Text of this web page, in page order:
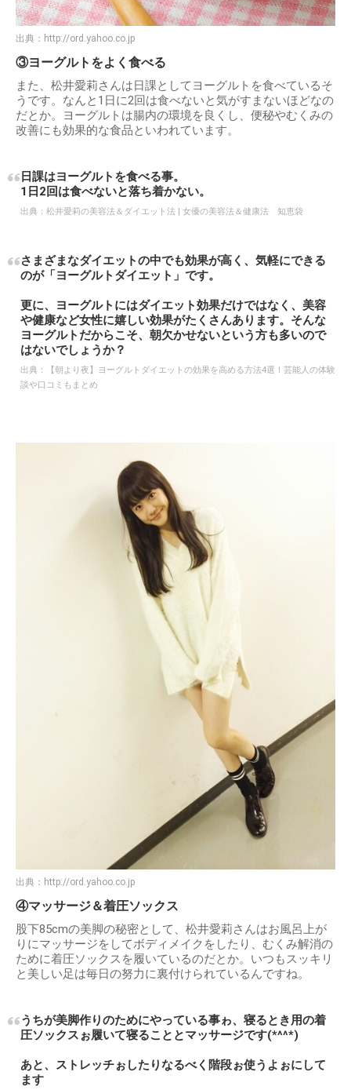
出典： http://ord.yahoo.co.jp
③ヨーグルトをよく食べる
また、松井愛莉さんは日課としてヨーグルトを食べているそ
うです。なんと1日に2回は食べないと気がすまないほどなの
だとか。ヨーグルトは腸内の環境を良くし、便秘やむくみの
改善にも効果的な食品といわれています。
日課はヨーグルトを食べる事。
1日2回は食べないと落ち着かない。
出典： 松井愛莉の美容法＆ダイエット法 | 女優の美容法＆健康法 知恵袋
さまざまなダイエットの中でも効果が高く、気軽にできる
のが「ヨーグルトダイエット」です。
更に、ヨーグルトにはダイエット効果だけではなく、美容
や健康など女性に嬉しい効果がたくさんあります。そんな
ヨーグルトだからこそ、朝欠かせないという方も多いので
はないでしょうか？
出典：
【朝より夜】ヨーグルトダイエットの効果を高める方法4選！芸能人の体験
談や口コミもまとめ
出典： http://ord.yahoo.co.jp
④マッサージ＆着圧ソックス
股下85cmの美脚の秘密として、松井愛莉さんはお風呂上が
りにマッサージをしてボディメイクをしたり、むくみ解消の
ために着圧ソックスを履いているのだとか。いつもスッキリ
と美しい足は毎日の努力に裏付けられているんですね。
うちが美脚作りのためにやっている事ゎ、寝るとき用の着
圧ソックスぉ履いて寝ることとマッサージです(*^^*)
あと、ストレッチぉしたりなるべく階段ぉ使うよぉにして
ます